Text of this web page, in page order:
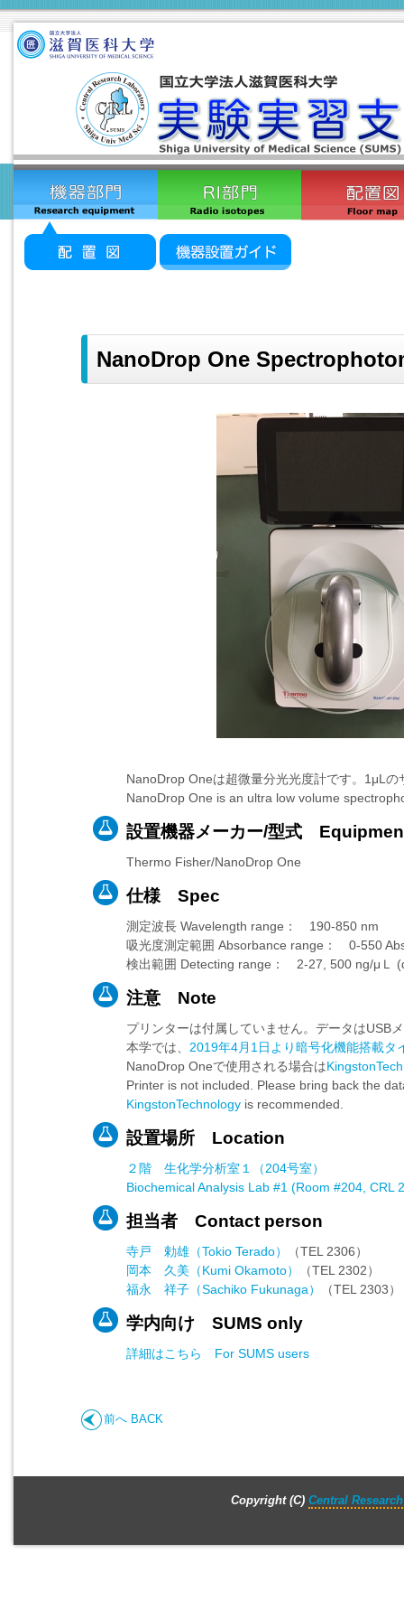
NanoDrop One
NanoDrop Oneは超微量分光光度計です。1μL
NanoDrop One is an ultra low volume
設置機器メーカー/型式
Thermo Fisher/NanoDrop One
仕様 Spec
測定波長 Wavelength range： 190-850 nm
吸光度測定範囲 Absorbance range： 0-550
検出範囲 Detecting range： 2-27, 500 ng/μＬ
注意 Note
プリンターは付属していません。データはUSB
本学では、 2019年4月1日より暗号化機能搭載タ
NanoDrop Oneで使用される場合は
Printer is not included. Please bring back the
KingstonTechnology is recommended.
設置場所 Location
２階 生化学分析室１（204号室）
Biochemical Analysis Lab #1 (Room #204, CRL
担当者 Contact person
寺戸 勅雄（Tokio Terado）
（TEL 2306）
岡本 久美（Kumi Okamoto）
（TEL 2302）
福永 祥子（Sachiko Fukunaga）
（TEL 2303）
学内向け SUMS only
詳細はこちら For SUMS users
前へ BACK
Copyright (C) Central